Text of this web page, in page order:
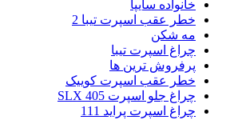
خانواده سایپا
خطر عقب اسپرت تیبا 2
مه شکن
چراغ اسپرت تیبا
پرفروش ترین ها
خطر عقب اسپرت کوییک
چراغ جلو اسپرت 405 SLX
چراغ اسپرت پراید 111